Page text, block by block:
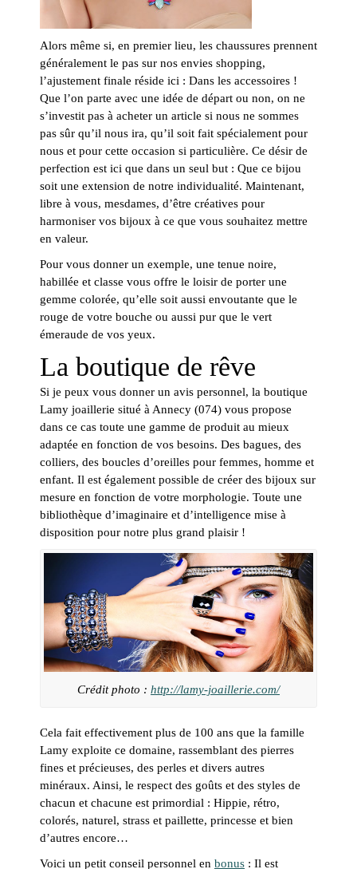
Alors même si, en premier lieu, les chaussures prennent
généralement le pas sur nos envies shopping,
l’ajustement finale réside ici : Dans les accessoires !
Que l’on parte avec une idée de départ ou non, on ne
s’investit pas à acheter un article si nous ne sommes
pas sûr qu’il nous ira, qu’il soit fait spécialement pour
nous et pour cette occasion si particulière. Ce désir de
perfection est ici que dans un seul but : Que ce bijou
soit une extension de notre individualité. Maintenant,
libre à vous, mesdames, d’être créatives pour
harmoniser vos bijoux à ce que vous souhaitez mettre
en valeur.
Pour vous donner un exemple, une tenue noire,
habillée et classe vous offre le loisir de porter une
gemme colorée, qu’elle soit aussi envoutante que le
rouge de votre bouche ou aussi pur que le vert
émeraude de vos yeux.
La boutique de rêve
Si je peux vous donner un avis personnel, la boutique
Lamy joaillerie situé à Annecy (074) vous propose
dans ce cas toute une gamme de produit au mieux
adaptée en fonction de vos besoins. Des bagues, des
colliers, des boucles d’oreilles pour femmes, homme et
enfant. Il est également possible de créer des bijoux sur
mesure en fonction de votre morphologie. Toute une
bibliothèque d’imaginaire et d’intelligence mise à
disposition pour notre plus grand plaisir !
Crédit photo : http://lamy-joaillerie.com/
Cela fait effectivement plus de 100 ans que la famille
Lamy exploite ce domaine, rassemblant des pierres
fines et précieuses, des perles et divers autres
minéraux. Ainsi, le respect des goûts et des styles de
chacun et chacune est primordial : Hippie, rétro,
colorés, naturel, strass et paillette, princesse et bien
d’autres encore…
Voici un petit conseil personnel en bonus : Il est